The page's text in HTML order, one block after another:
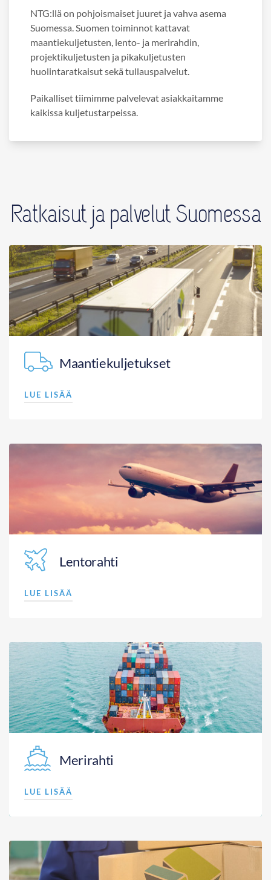
NTG:llä on pohjoismaiset juuret ja vahva asema
Suomessa. Suomen toiminnot kattavat
maantiekuljetusten, lento- ja merirahdin,
projektikuljetusten ja pikakuljetusten
huolintaratkaisut sekä tullauspalvelut.
Paikalliset tiimimme palvelevat asiakkaitamme
kaikissa kuljetustarpeissa.
Ratkaisut ja palvelut Suomessa
Maantiekuljetukset
LUE LISÄÄ
Lentorahti
LUE LISÄÄ
Merirahti
LUE LISÄÄ